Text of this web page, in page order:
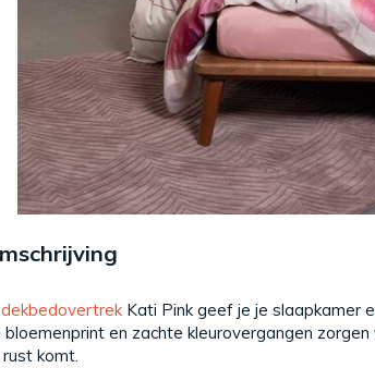
Kati Pink geef je je slaapkamer
en zachte kleurovergangen
komt.